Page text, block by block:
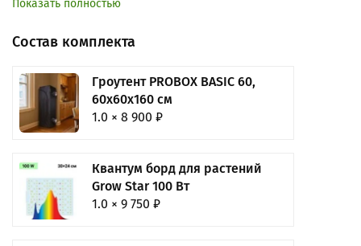
Состав комплекта
Гроутент PROBOX BASIC 60,
60х60х160 см
1.0 × 8 900 ₽
Квантум борд для растений
Grow Star 100 Вт
1.0 × 9 750 ₽
Показать полностью